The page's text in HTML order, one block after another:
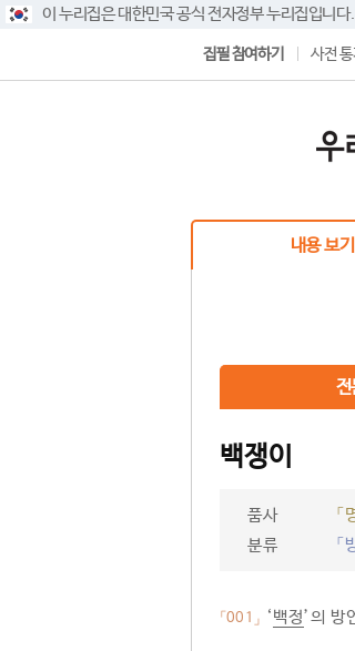
이 누리집은 대한민국 공식 전자정부 누리집입니다.
집필 참여하기 사전 통
내용 보기
전
백쟁이
품사
「
분류
「
「001」 ‘백정’의 방